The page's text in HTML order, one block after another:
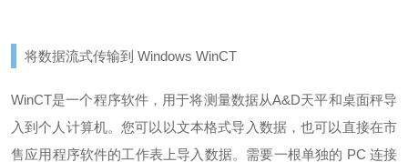
将数据流式传输到 Windows WinCT
WinCT是一个程序软件，用于将测量数据从A&D天平和桌面秤导
入到个人计算机。您可以以文本格式导入数据，也可以直接在市
售应用程序软件的工作表上导入数据。 需要一根单独的 PC 连接